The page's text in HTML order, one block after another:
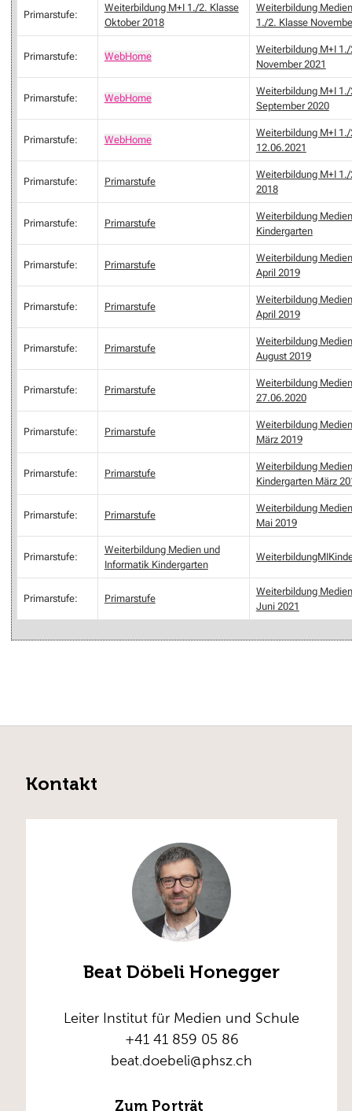
Primarstufe:
Weiterbildung M+I 1./2. Klasse
Oktober 2018
Weiterbildung
1./2. Klasse
Primarstufe: WebHome
Weiterbildung M+I
November 2021
Primarstufe: WebHome
Weiterbildung M+I
September 2020
Primarstufe: WebHome
Weiterbildung M+I
12.06.2021
Primarstufe: Primarstufe
Weiterbildung M+I
2018
Primarstufe: Primarstufe
Weiterbildung
Kindergarten
Primarstufe: Primarstufe
Weiterbildung
April 2019
Primarstufe: Primarstufe
Weiterbildung
April 2019
Primarstufe: Primarstufe
Weiterbildung
August 2019
Primarstufe: Primarstufe
Weiterbildung
27.06.2020
Primarstufe: Primarstufe
Weiterbildung
März 2019
Primarstufe: Primarstufe
Weiterbildung
Kindergarten März
Primarstufe: Primarstufe
Weiterbildung
Mai 2019
Primarstufe:
Weiterbildung Medien und
Informatik Kindergarten
Primarstufe: Primarstufe
Weiterbildung
Juni 2021
Kontakt
Beat Döbeli Honegger
Leiter Institut für Medien und Schule
+41 41 859 05 86
beat.doebeli@phsz.ch
Zum Porträt